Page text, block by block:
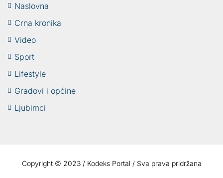
Naslovna
Crna kronika
Video
Sport
Lifestyle
Gradovi i općine
Ljubimci
Copyright © 2023 / Kodeks Portal / Sva prava pridržana